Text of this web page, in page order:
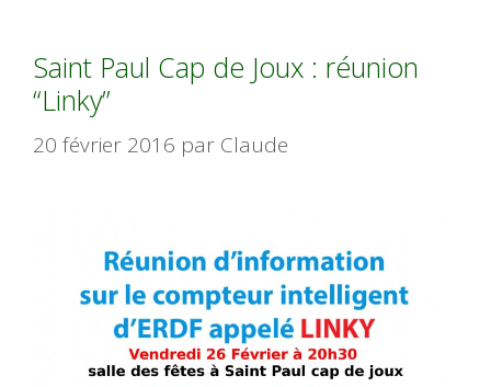
Saint Paul Cap de Joux : réunion
“Linky”
20 février 2016 par Claude